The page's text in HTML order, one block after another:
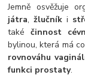
Jemně osvěžuje
játra,žlučník i
také činnost
bylinou, která má
rovnováhu
funkci prostaty.